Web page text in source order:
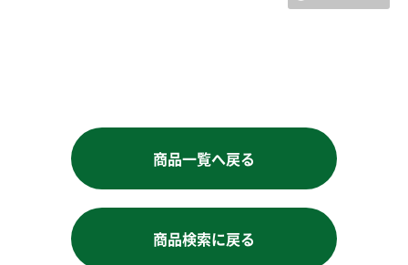
商品一覧へ戻る
商品検索に戻る